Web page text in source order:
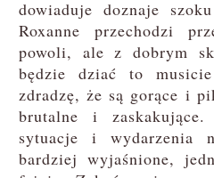
dowiaduje doznaje
Roxanne przechodzi
powoli, ale z dobrym
będzie dziać to
zdradzę, że są gorące i
brutalne i
sytuacje i wydarzenia
bardziej wyjaśnione,